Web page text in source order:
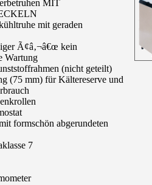
MIT
mit geraden
Ã¢â‚¬â€œ kein
Wartung
(nicht geteilt)
(75 mm) für Kältereserve und
formschön abgerundeten
7